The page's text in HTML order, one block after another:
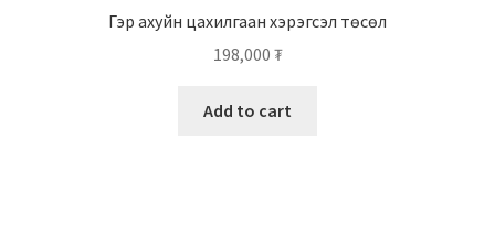
Гэр ахуйн цахилгаан хэрэгсэл төсөл
198,000 ₮
Add to cart